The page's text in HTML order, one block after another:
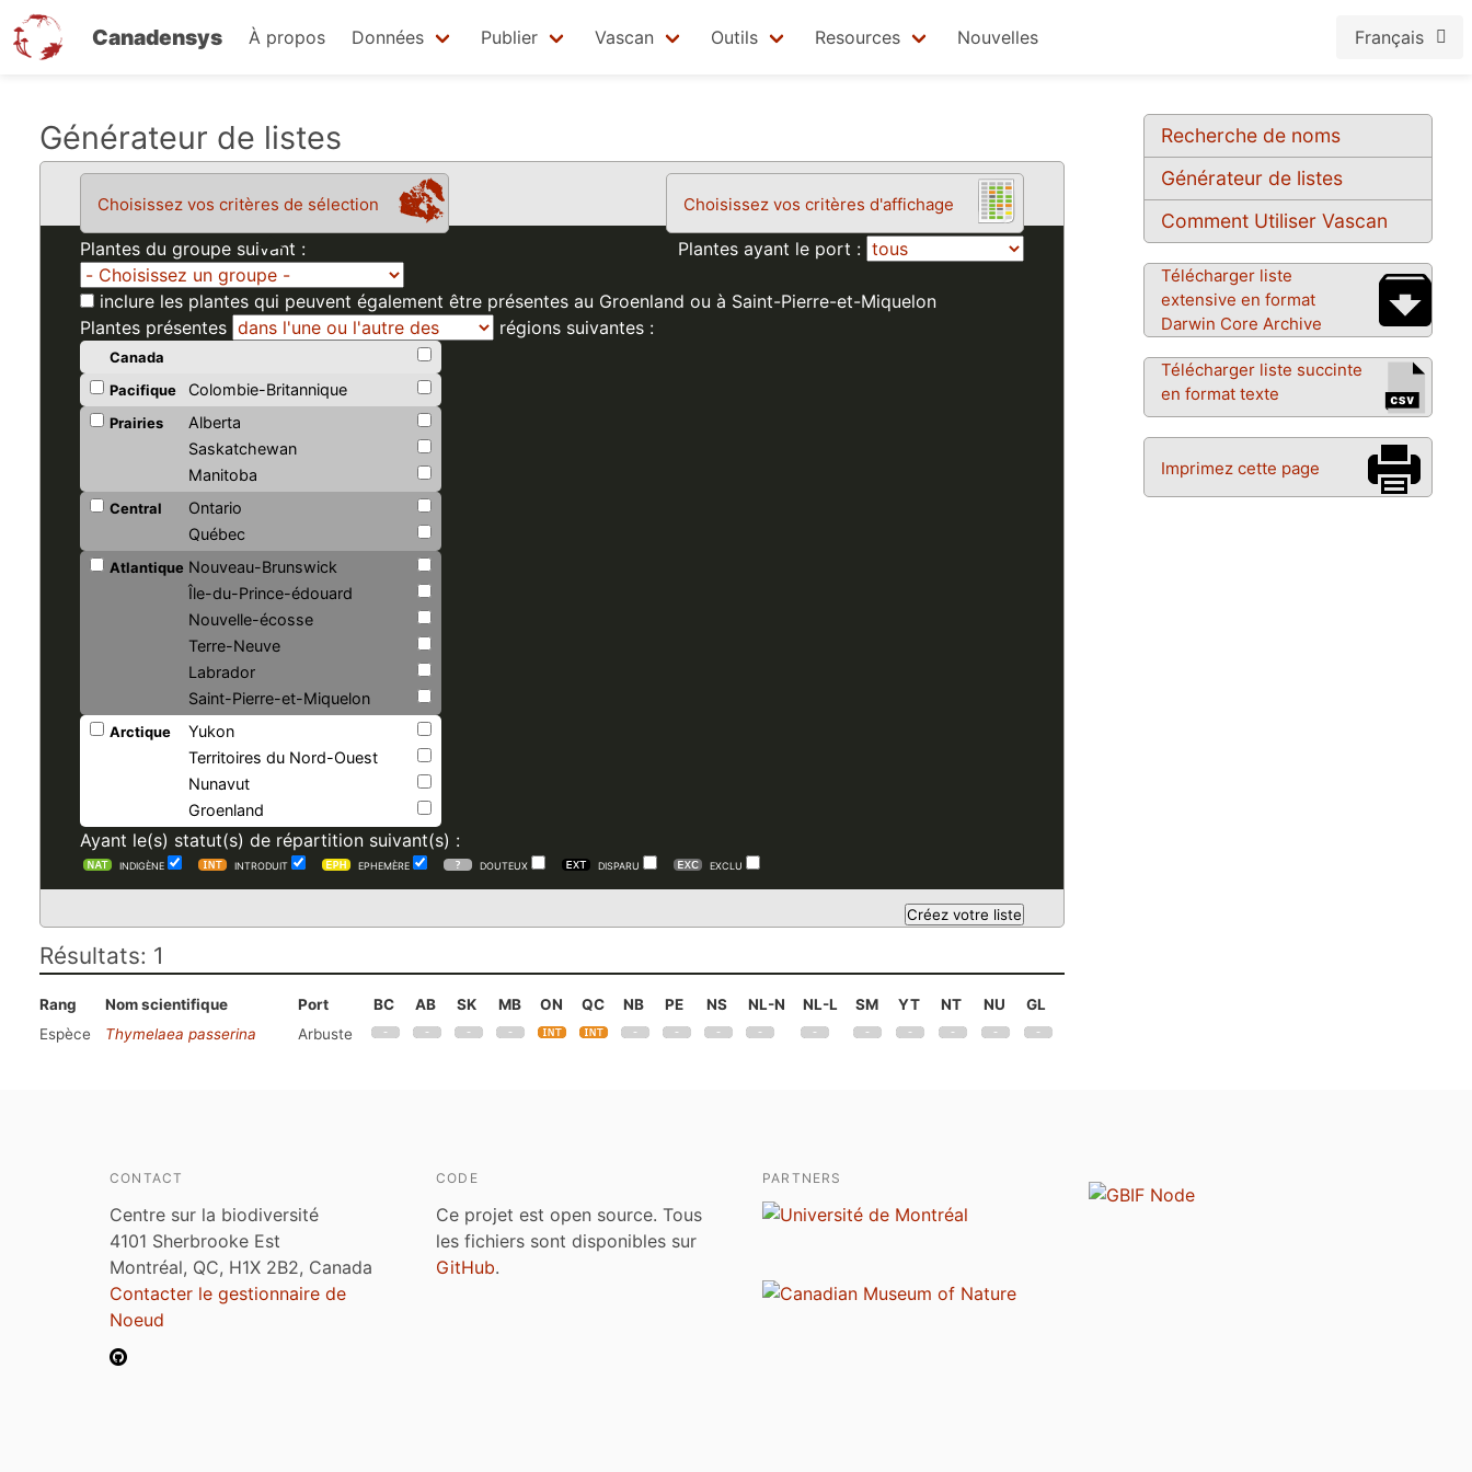
Canadensys À propos Données Publier Vascan Outils Resources Nouvelles Français
Recherche de noms
Générateur de listes
Comment Utiliser Vascan
Télécharger liste
extensive en format
Darwin Core Archive
Télécharger liste succinte
en format texte
Imprimez cette page
Générateur de listes
Choisissez vos critères de sélection Choisissez vos critères d'affichage
Plantes ayant le port :
Plantes du groupe suivant :
inclure les plantes qui peuvent également être présentes au Groenland ou à Saint-Pierre-et-Miquelon
Plantes présentes
régions suivantes :
Canada
Pacifique
Colombie-Britannique
Prairies
Alberta
Saskatchewan
Manitoba
Central
Ontario
Québec
Atlantique Nouveau-Brunswick
Île-du-Prince-édouard
Nouvelle-écosse
Terre-Neuve
Labrador
Saint-Pierre-et-Miquelon
Arctique
Yukon
Territoires du Nord-Ouest
Nunavut
Groenland
Ayant le(s) statut(s) de répartition suivant(s) :
INDIGÈNE INTRODUIT EPHEMÈRE DOUTEUX DISPARU EXCLU
Résultats: 1
Rang Nom scientifique Port BC AB SK MB ON QC NB PE NS NL-N NL-L SM YT NT NU
GL
Espèce
Thymelaea passerina Arbuste
CONTACT
Centre sur la biodiversité
4101 Sherbrooke Est
Montréal, QC, H1X 2B2, Canada
Contacter le gestionnaire de
Noeud
CODE
Ce projet est open source. Tous
les fichiers sont disponibles sur
GitHub.
PARTNERS